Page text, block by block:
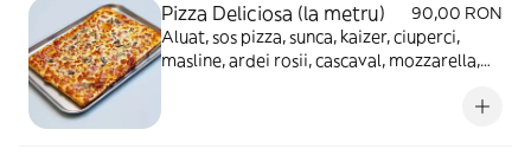
Pizza Deliciosa (la metru)
90,00 RON
Aluat, sos pizza, sunca, kaizer, ciuperci,
masline, ardei rosii, cascaval, mozzarella,